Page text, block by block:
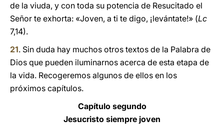
de la viuda, y con toda su potencia de Resucitado el
Señor te exhorta: «Joven, a ti te digo, ¡levántate!» (Lc
7,14).
21. Sin duda hay muchos otros textos de la Palabra de
Dios que pueden iluminarnos acerca de esta etapa de
la vida. Recogeremos algunos de ellos en los
próximos capítulos.
Capítulo segundo
Jesucristo siempre joven